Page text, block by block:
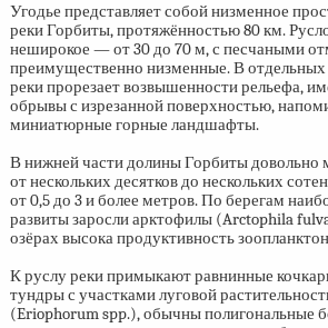
Угодье представляет собой низменное
реки Горбиты, протяжённостью 80 км.
неширокое — от 30 до 70 м, с песчаными
преимущественно низменные. В отдельных
реки прорезает возвышенности рельефа,
обрывы с изрезанной поверхностью,
миниатюрные горные ландшафты.
В нижней части долины Горбиты довольно
от нескольких десятков до нескольких
от 0,5 до 3 и более метров. По берегам
развиты заросли арктофилы (Arctophila
озёрах высока продуктивность
К руслу реки примыкают равнинные
тундры с участками луговой
(Eriophorum spp.), обычны полигональные